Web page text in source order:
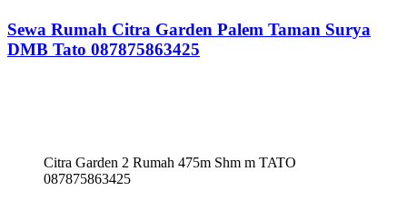
Sewa Rumah Citra Garden Palem Taman Surya
DMB Tato 087875863425
Citra Garden 2 Rumah 475m Shm m TATO
087875863425